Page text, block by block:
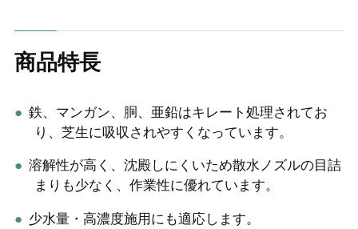
商品特長
鉄、マンガン、胴、亜鉛はキレート処理されてお
り、芝生に吸収されやすくなっています。
溶解性が高く、沈殿しにくいため散水ノズルの目詰
まりも少なく、作業性に優れています。
少水量・高濃度施用にも適応します。